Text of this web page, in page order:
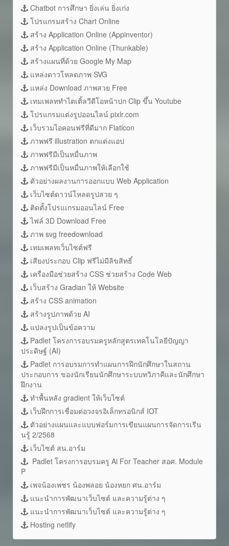
Chatbot การศึกษา ยิ่งเล่น ยิ่งเก่ง
โปรแกรมสร้าง Chart Online
สร้าง Application Online (Appinventor)
สร้าง Application Online (Thunkable)
สร้างแผนที่ด้วย Google My Map
แหล่งดาวโหลดภาพ SVG
แหล่ง Download ภาพสวย Free
เทมเพลททำไตเติ้ลวีดีโอหน้าปก Clip ขึ้น Youtube
โปรแกรมแต่งรูปออนไลน์ pixlr.com
เว็บรวมไอคอนฟรีที่ดีมาก Flaticon
ภาพฟรี illustration ตกแต่งแอป
ภาพฟรีมีเป็นหมื่นภาพ
ภาพฟรีมีเป็นหมื่นภาพให้เลือกใช้
ตัวอย่างผลงานการออกแบบ Web Application
เว็บไซต์ดาวน์โหลดรูปสวย ๆ
ติดตั้งโปรแเกรมออนไลน์ Free
ไฟล์ 3D Download Free
ภาพ svg freedownload
เทมเพลทเว็บไซต์ฟรี
เสียงประกอบ Clip ฟรีไม่มีลิขสิทธิ์
เครื่องมือช่วยสร้าง CSS ช่วยสร้าง Code Web
เว็บสร้าง Gradian ให้ Website
สร้าง CSS animation
สร้างรูปภาพด้วย AI
แปลงรูปเป็นข้อความ
Padlet โครงการอบรมครูหลักสูตรเทคโนโลยีปัญญา
ประดิษฐ์ (AI)
Padlet การอบรมการทำแผนการฝึกนักศึกษาในสถาน
ประกอบการ ของนักเรียนนักศึกษาระบบทวิภาคีและนักศึกษา
ฝึกงาน
ทำพื้นหลัง gradient ให้เว็บไซต์
เว็บฝึกการเชื่อมต่อวงจรอิเล็กทรอนิกส์ IOT
ตัวอย่างแผนและแบบฟอร์มการเขียนแผนการจัดการเรีน
นรู้ 2/2568
เว็บไซต์ สน.อาร์ม
Padlet โครงการอบรมครู Ai For Teacher สอศ. Module
P
เพจน้องเพชร น้องพลอย น้องหยก ศน.อาร์ม
แนะนำการพัฒนาเว็บไซต์ และความรู้ต่าง ๆ
แนะนำการพัฒนาเว็บไซต์ และความรู้ต่าง ๆ
Hosting netlify